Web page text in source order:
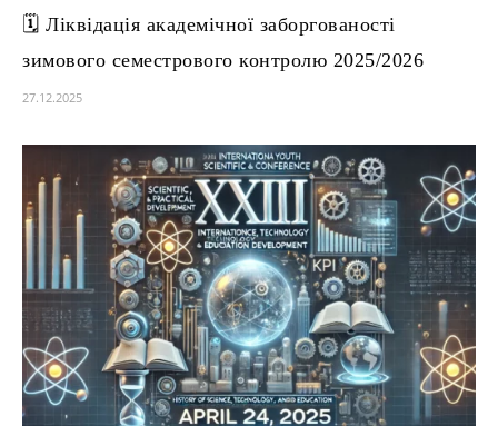
🗓 Ліквідація академічної заборгованості
зимового семестрового контролю 2025/2026
27.12.2025